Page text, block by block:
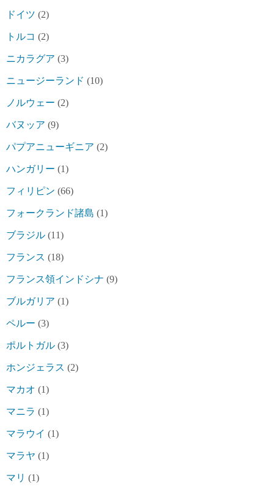
ドイツ (2)
トルコ (2)
ニカラグア (3)
ニュージーランド (10)
ノルウェー (2)
バヌッア (9)
パプアニューギニア (2)
ハンガリー (1)
フィリピン (66)
フォークランド諸島 (1)
ブラジル (11)
フランス (18)
フランス領インドシナ (9)
ブルガリア (1)
ペルー (3)
ポルトガル (3)
ホンジェラス (2)
マカオ (1)
マニラ (1)
マラウイ (1)
マラヤ (1)
マリ (1)